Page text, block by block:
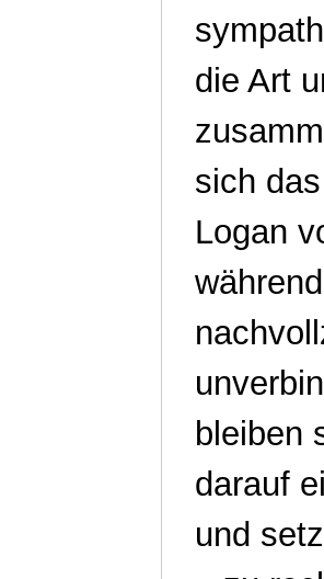
die Art
sich
Logan
bleiben
darauf
und